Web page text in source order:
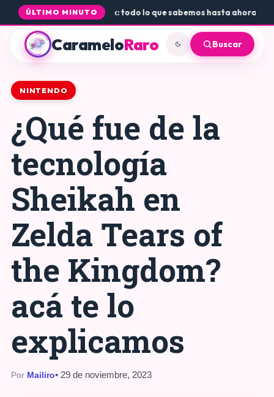
ÚLTIMO MINUTO
Core a PS5 y Xbox: todo lo que sabemos hasta ahora•Dónde
CarameloRaro Buscar
NINTENDO
¿Qué fue de la
tecnología
Sheikah en
Zelda Tears of
the Kingdom?
acá te lo
explicamos
Por Mailiro• 29 de noviembre, 2023